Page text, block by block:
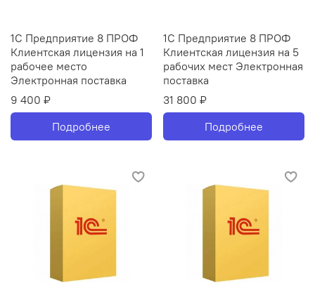
1С Предприятие 8 ПРОФ
Клиентская лицензия на 1
рабочее место
Электронная поставка
9 400 ₽
Подробнее
1С Предприятие 8 ПРОФ
Клиентская лицензия на 5
рабочих мест Электронная
поставка
31 800 ₽
Подробнее